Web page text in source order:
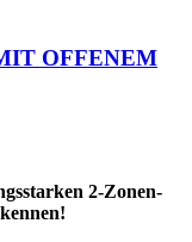
OFFENEM
2-Zonen-